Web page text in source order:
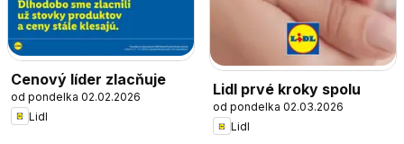
Cenový líder zlacňuje
od pondelka 02.02.2026
Lidl
Lidl prvé kroky spolu
od pondelka 02.03.2026
Lidl